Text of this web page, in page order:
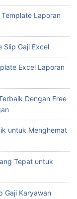
Laporan
Slip Gaji Excel
Excel Laporan
Dengan Free
untuk Menghemat
Tepat untuk
Gaji Karyawan